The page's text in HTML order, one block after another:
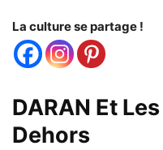
La culture se partage !
DARAN Et
Dehors